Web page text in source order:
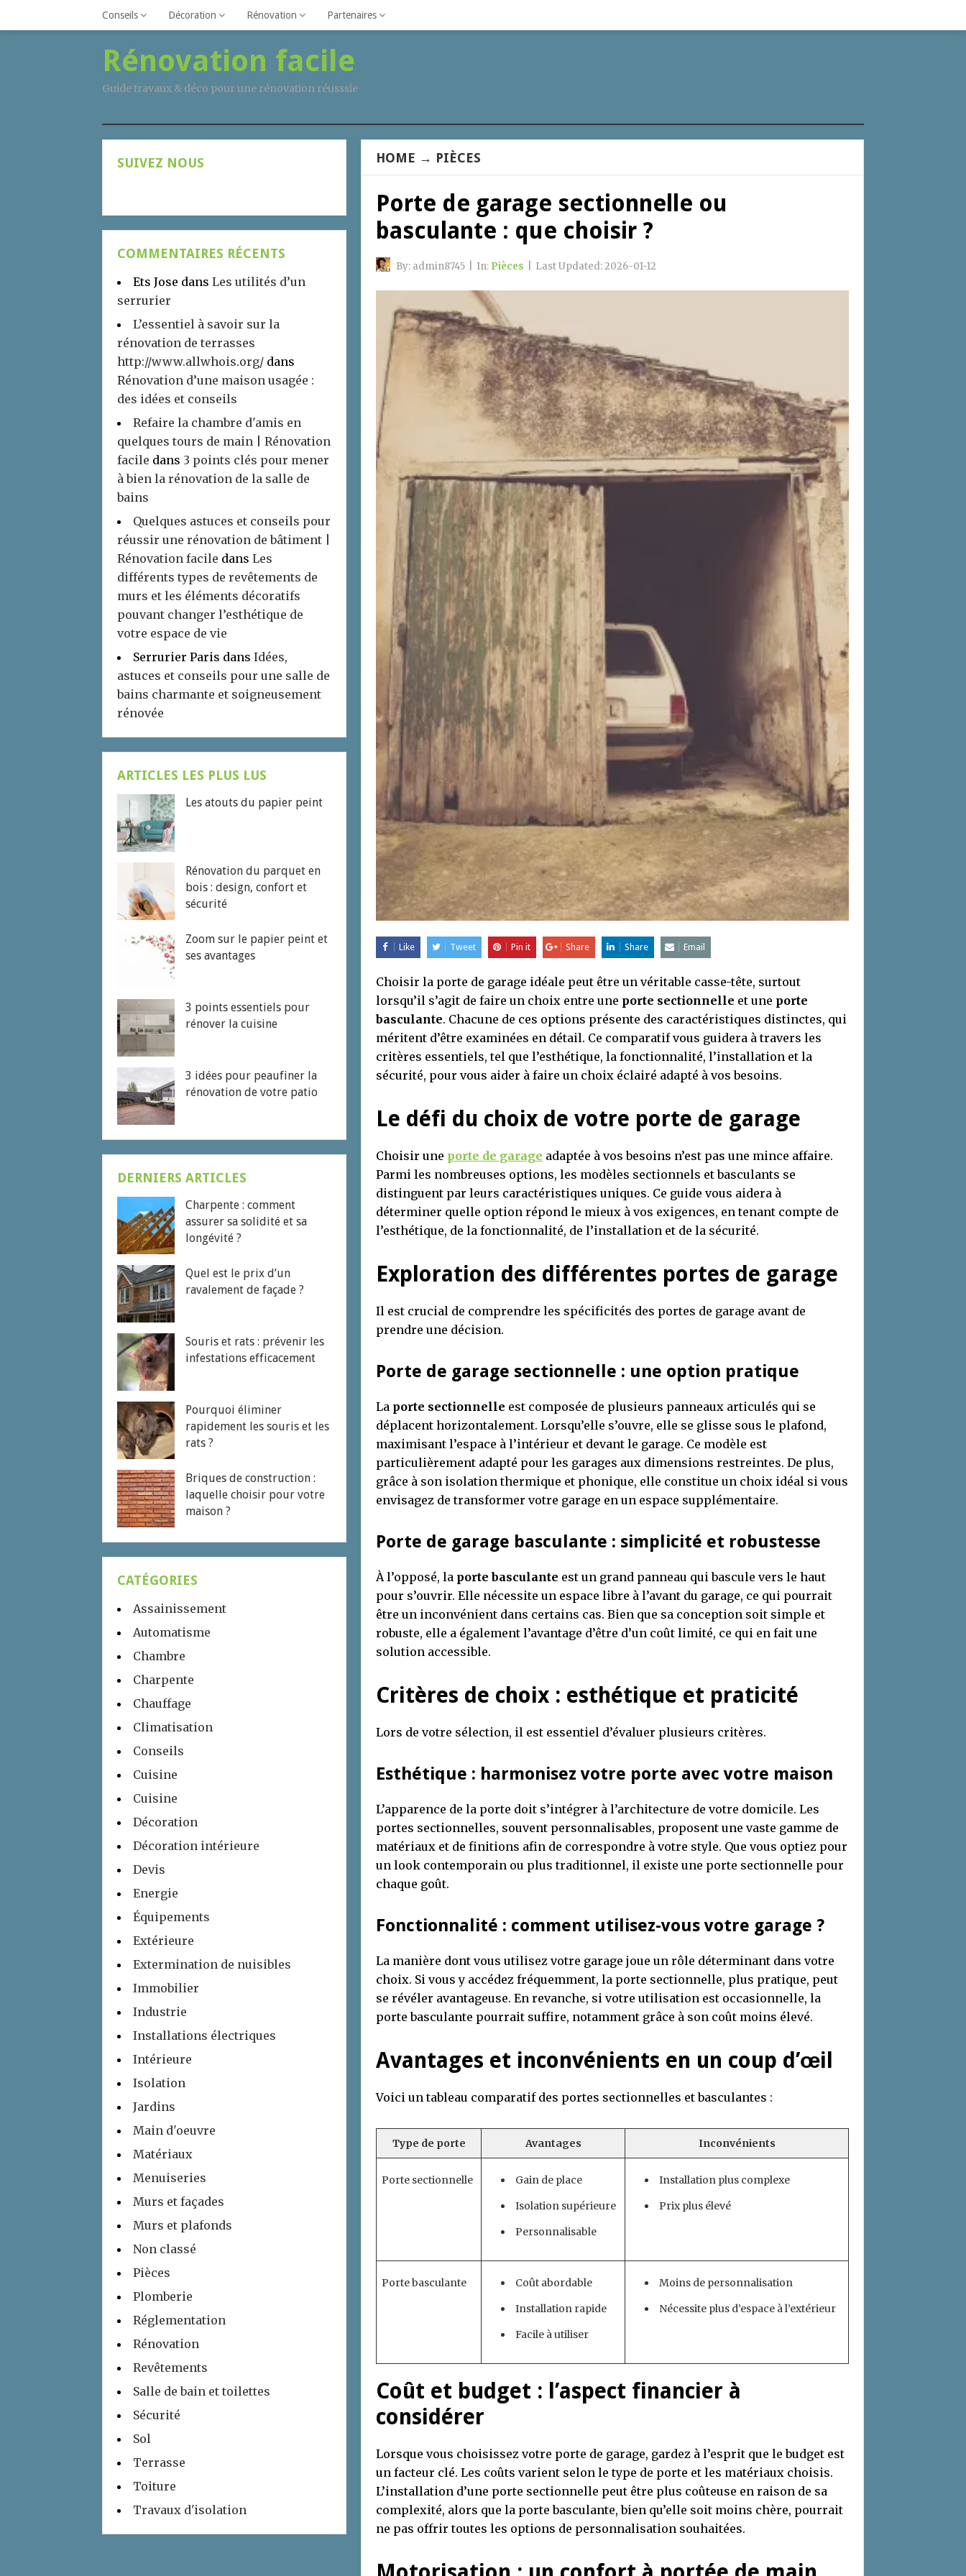
Conseils Décoration Rénovation Partenaires
Rénovation facile
Guide travaux & déco pour une rénovation réusssie
HOME → PIÈCES
Porte de garage sectionnelle ou
basculante : que choisir ?
By: admin8745 In: Pièces Last Updated:2026-01-12
Like Tweet Pin it Share Share Email
Choisir la porte de garage idéale peut être un véritable casse-tête, surtout
lorsqu’il s’agit de faire un choix entre une porte sectionnelle et une porte
basculante. Chacune de ces options présente des caractéristiques distinctes, qui
méritent d’être examinées en détail. Ce comparatif vous guidera à travers les
critères essentiels, tel que l’esthétique, la fonctionnalité, l’installation et la
sécurité, pour vous aider à faire un choix éclairé adapté à vos besoins.
Le défi du choix de votre porte de garage
Choisir une porte de garage adaptée à vos besoins n’est pas une mince affaire.
Parmi les nombreuses options, les modèles sectionnels et basculants se
distinguent par leurs caractéristiques uniques. Ce guide vous aidera à
déterminer quelle option répond le mieux à vos exigences, en tenant compte de
l’esthétique, de la fonctionnalité, de l’installation et de la sécurité.
Exploration des différentes portes de garage
Il est crucial de comprendre les spécificités des portes de garage avant de
prendre une décision.
Porte de garage sectionnelle : une option pratique
La porte sectionnelle est composée de plusieurs panneaux articulés qui se
déplacent horizontalement. Lorsqu’elle s’ouvre, elle se glisse sous le plafond,
maximisant l’espace à l’intérieur et devant le garage. Ce modèle est
particulièrement adapté pour les garages aux dimensions restreintes. De plus,
grâce à son isolation thermique et phonique, elle constitue un choix idéal si vous
envisagez de transformer votre garage en un espace supplémentaire.
Porte de garage basculante : simplicité et robustesse
À l’opposé, la porte basculante est un grand panneau qui bascule vers le haut
pour s’ouvrir. Elle nécessite un espace libre à l’avant du garage, ce qui pourrait
être un inconvénient dans certains cas. Bien que sa conception soit simple et
robuste, elle a également l’avantage d’être d’un coût limité, ce qui en fait une
solution accessible.
Critères de choix : esthétique et praticité
Lors de votre sélection, il est essentiel d’évaluer plusieurs critères.
Esthétique : harmonisez votre porte avec votre maison
L’apparence de la porte doit s’intégrer à l’architecture de votre domicile. Les
portes sectionnelles, souvent personnalisables, proposent une vaste gamme de
matériaux et de finitions afin de correspondre à votre style. Que vous optiez pour
un look contemporain ou plus traditionnel, il existe une porte sectionnelle pour
chaque goût.
Fonctionnalité : comment utilisez-vous votre garage ?
La manière dont vous utilisez votre garage joue un rôle déterminant dans votre
choix. Si vous y accédez fréquemment, la porte sectionnelle, plus pratique, peut
se révéler avantageuse. En revanche, si votre utilisation est occasionnelle, la
porte basculante pourrait suffire, notamment grâce à son coût moins élevé.
Avantages et inconvénients en un coup d’œil
Voici un tableau comparatif des portes sectionnelles et basculantes :
Type de porte Avantages Inconvénients
Porte sectionnelle
Gain de place
Isolation supérieure
Personnalisable
Installation plus complexe
Prix plus élevé
Porte basculante
Coût abordable
Installation rapide
Facile à utiliser
Moins de personnalisation
Nécessite plus d’espace à l’extérieur
Coût et budget : l’aspect financier à
considérer
Lorsque vous choisissez votre porte de garage, gardez à l’esprit que le budget est
un facteur clé. Les coûts varient selon le type de porte et les matériaux choisis.
L’installation d’une porte sectionnelle peut être plus coûteuse en raison de sa
complexité, alors que la porte basculante, bien qu’elle soit moins chère, pourrait
ne pas offrir toutes les options de personnalisation souhaitées.
SUIVEZ NOUS
COMMENTAIRES RÉCENTS
Ets Jose dans Les utilités d’un
serrurier
L’essentiel à savoir sur la
rénovation de terrasses
http://www.allwhois.org/ dans
Rénovation d’une maison usagée :
des idées et conseils
Refaire la chambre d'amis en
quelques tours de main | Rénovation
facile dans 3 points clés pour mener
à bien la rénovation de la salle de
bains
Quelques astuces et conseils pour
réussir une rénovation de bâtiment |
Rénovation facile dans Les
différents types de revêtements de
murs et les éléments décoratifs
pouvant changer l’esthétique de
votre espace de vie
Serrurier Paris dans Idées,
astuces et conseils pour une salle de
bains charmante et soigneusement
rénovée
ARTICLES LES PLUS LUS
Les atouts du papier peint
Rénovation du parquet en
bois : design, confort et
sécurité
Zoom sur le papier peint et
ses avantages
3 points essentiels pour
rénover la cuisine
3 idées pour peaufiner la
rénovation de votre patio
DERNIERS ARTICLES
Charpente : comment
assurer sa solidité et sa
longévité ?
Quel est le prix d’un
ravalement de façade ?
Souris et rats : prévenir les
infestations efficacement
Pourquoi éliminer
rapidement les souris et les
rats ?
Briques de construction :
laquelle choisir pour votre
maison ?
CATÉGORIES
Assainissement
Automatisme
Chambre
Charpente
Chauffage
Climatisation
Conseils
Cuisine
Cuisine
Décoration
Décoration intérieure
Devis
Energie
Équipements
Extérieure
Extermination de nuisibles
Immobilier
Industrie
Installations électriques
Intérieure
Isolation
Jardins
Main d'oeuvre
Matériaux
Menuiseries
Murs et façades
Murs et plafonds
Non classé
Pièces
Plomberie
Réglementation
Rénovation
Revêtements
Salle de bain et toilettes
Sécurité
Sol
Terrasse
Toiture
Travaux d'isolation